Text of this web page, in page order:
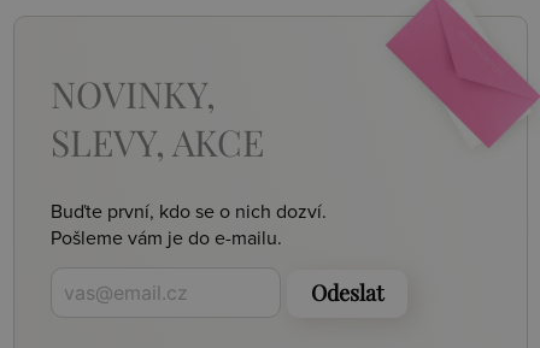
NOVINKY,
SLEVY, AKCE
Buďte první, kdo se o nich dozví.
Pošleme vám je do e-mailu.
Odeslat